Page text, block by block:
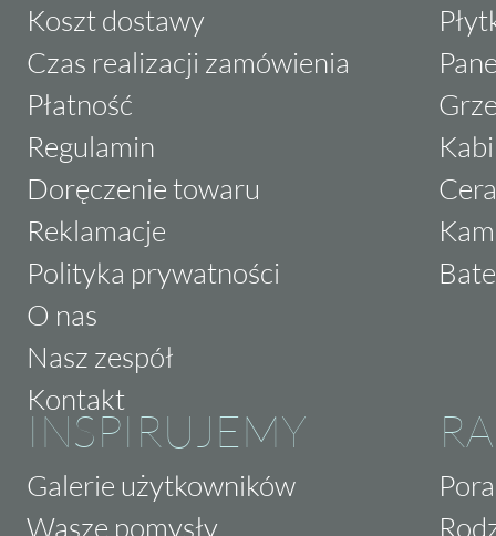
Koszt dostawy
Czas realizacji zamówienia
Płatność
Regulamin
Doręczenie towaru
Reklamacje
Polityka prywatności
O nas
Nasz zespół
Kontakt
INSPIRUJEMY
Galerie użytkowników
Wasze pomysły